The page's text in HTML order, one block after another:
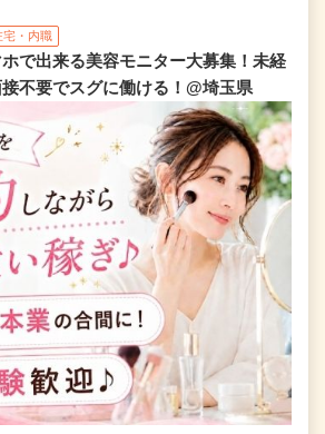
宅・内職
で出来る美容モニター大募集！未経
不要でスグに働ける！@埼玉県